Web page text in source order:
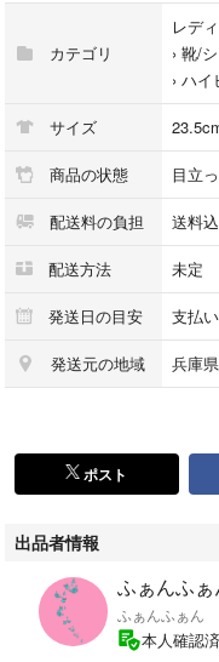
目立った傷や汚れもない状
パンプス チェーン パテン
結婚式 パーティードレス
ンサバ ZARA dholic #
ランド ドゥロワー 大草直
oggi very baila classy eclat
などお好きな方にもおすす
#TOKIfashion
カラー···グリーン
ソールヒール形···フラット
カテゴリ
レデ
› 靴/
› ハイ
サイズ
商品の状態 目立
配送料の負担 送料込
配送方法 未定
発送日の目安 支払
発送元の地域 兵庫県
ポスト
出品者情報
ふぁんふ
ふぁんふぁん
本人確認済